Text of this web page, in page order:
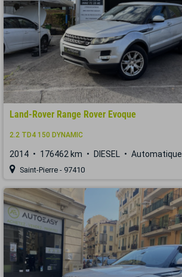
Land-Rover Range Rover Evoque
2.2 TD4 150 DYNAMIC
2014 176462 km DIESEL Automatique
Saint-Pierre - 97410